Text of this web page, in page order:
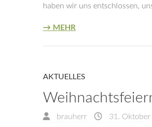
haben wir uns entschlossen,
→ MEHR
AKTUELLES
brauherr 31.